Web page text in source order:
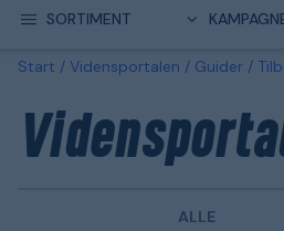
SORTIMENT
Start Vidensportalen Guider
ALLE